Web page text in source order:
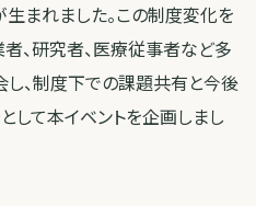
まれました。この制度変化を
、研究者、医療従事者など多
、制度下での課題共有と今後
して本イベントを企画しまし